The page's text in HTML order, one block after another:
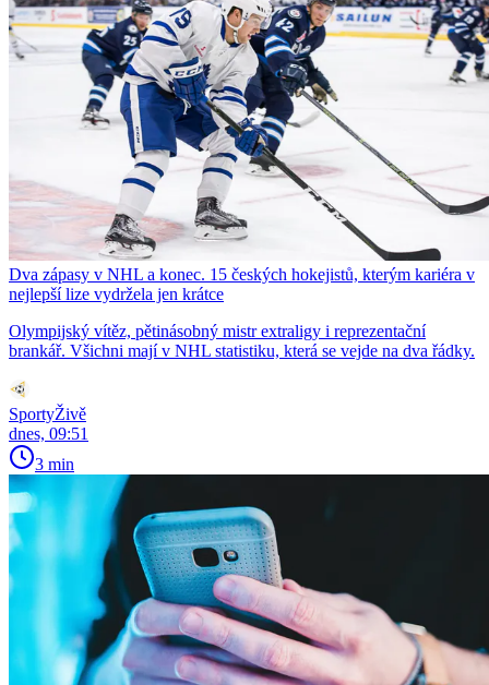
Dva zápasy v NHL a konec. 15 českých hokejistů, kterým kariéra v
nejlepší lize vydržela jen krátce
Olympijský vítěz, pětinásobný mistr extraligy i reprezentační
brankář. Všichni mají v NHL statistiku, která se vejde na dva řádky.
SportyŽivě
dnes, 09:51
3 min